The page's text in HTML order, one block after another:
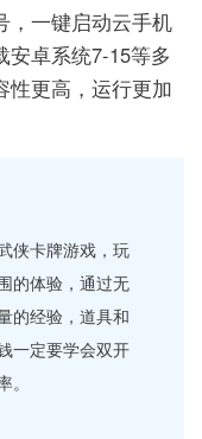
，一键启动云手机
安卓系统7-15等多
性更高，运行更加
侠卡牌游戏，玩
的体验，通过无
的经验，道具和
一定要学会双开